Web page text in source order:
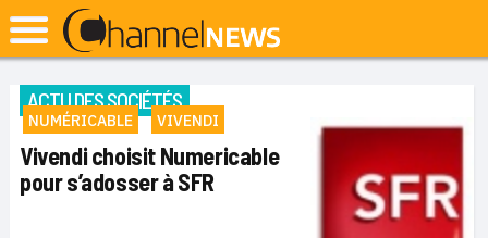
ACTU DES SOCIÉTÉS
NUMÉRICABLE VIVENDI
Vivendi choisit Numericable
pour s’adosser à SFR